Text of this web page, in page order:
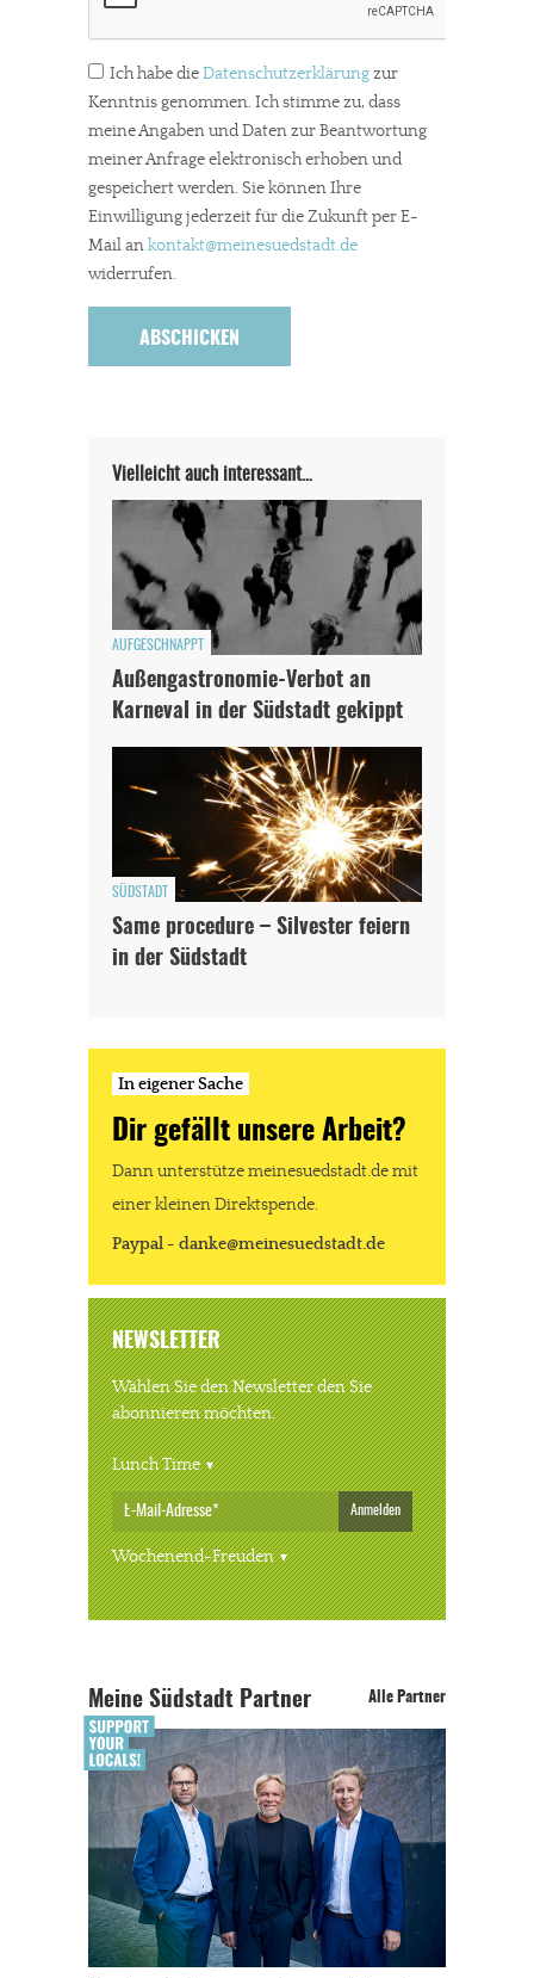
Ich habe dieDatenschutzerklärungzur
Kenntnis genommen. Ich stimme zu, dass
meine Angaben und Daten zur Beantwortung
meiner Anfrage elektronisch erhoben und
gespeichert werden. Sie können Ihre
Einwilligung jederzeit für die Zukunft per E-
Mail ankontakt@meinesuedstadt.de
widerrufen.
Vielleicht auch interessant…
AUFGESCHNAPPT
Außengastronomie-Verbot an
Karneval in der Südstadt gekippt
SÜDSTADT
Same procedure – Silvester feiern
in der Südstadt
In eigener Sache
Dir gefällt unsere Arbeit?
Dann unterstütze meinesuedstadt.de mit
einer kleinen Direktspende.
Paypal - danke@meinesuedstadt.de
NEWSLETTER
Wählen Sie den Newsletter den Sie
abonnieren möchten.
Lunch Time
Anmelden
Wochenend-Freuden
Meine Südstadt Partner Alle Partner